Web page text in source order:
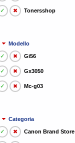
✓ ✖ Tonersshop
Modello
✓ ✖ Gi56
✓ ✖ Gx3050
✓ ✖ Mc-g03
Categoria
✓ ✖ Canon Brand Store